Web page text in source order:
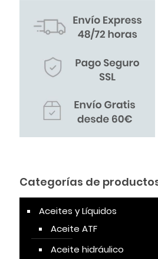
Categorías de
Aceites y Líquidos
Aceite ATF
Aceite hidráulico